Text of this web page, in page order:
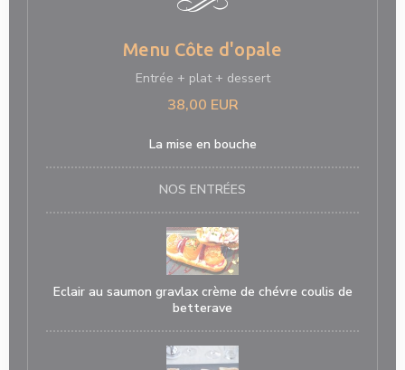
Menu Côte d'opale
Entrée + plat + dessert
38,00 EUR
La mise en bouche
NOS ENTRÉES
Eclair au saumon gravlax crème de chévre coulis de
betterave